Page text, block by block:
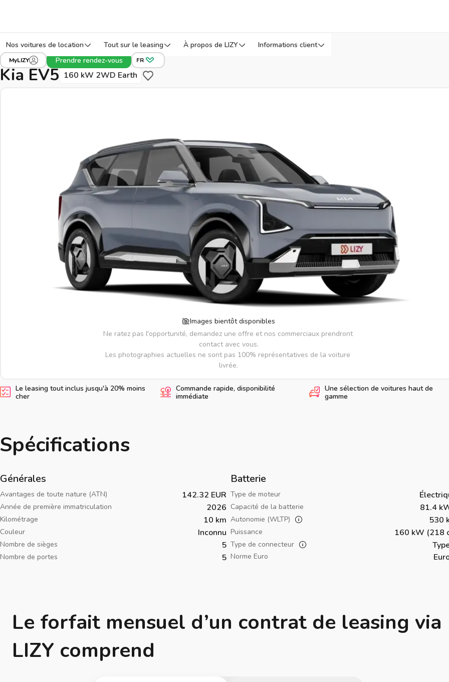
Nos voitures de location Tout sur le leasing À propos de LIZY Informations client
MyLIZY Prendre rendez-vous FR
Tous les véhicules EV5 Réf: 2ACNR
Kia EV5 160 kW 2WD Earth Sauvegarder pour plus tard
Images bientôt disponibles
Ne ratez pas l'opportunité, demandez une offre et nos commerciaux prendront
contact avec vous.
Les photographies actuelles ne sont pas 100% représentatives de la voiture
livrée.
Le leasing tout inclus jusqu'à 20% moins
cher
Commande rapide, disponibilité
immédiate
Une sélection de voitures haut de
gamme
Spécifications
Générales
Avantages de toute nature (ATN) 142.32 EUR
Année de première immatriculation 2026
Kilométrage 10 km
Couleur Inconnu
Nombre de sièges 5
Nombre de portes 5
Batterie
Type de moteur
Capacité de la batterie 81.4
Autonomie (WLTP) 530
Puissance 160 kW (218
Type de connecteur
Norme Euro
Le forfait mensuel d’un contrat de leasing via
LIZY comprend